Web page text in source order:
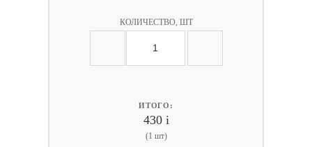
КОЛИЧЕСТВО, ШТ
ИТОГО:
430 i
(1 шт)